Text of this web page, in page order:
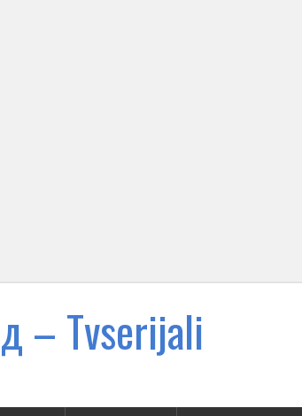
– Тvserijali